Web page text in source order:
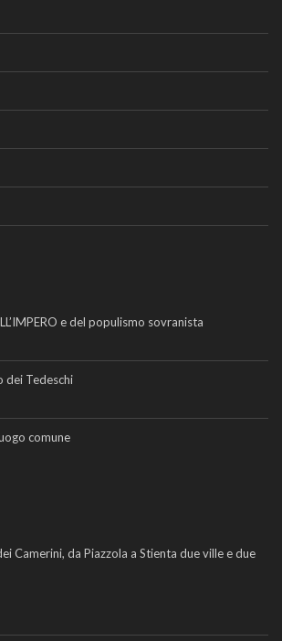
e del populismo sovranista
dei Tedeschi
comune
Camerini, da Piazzola a Stienta due ville e due